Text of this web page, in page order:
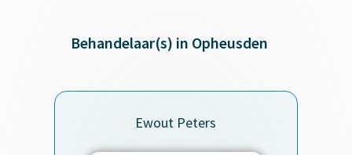
Behandelaar(s) in Opheusden
Ewout Peters